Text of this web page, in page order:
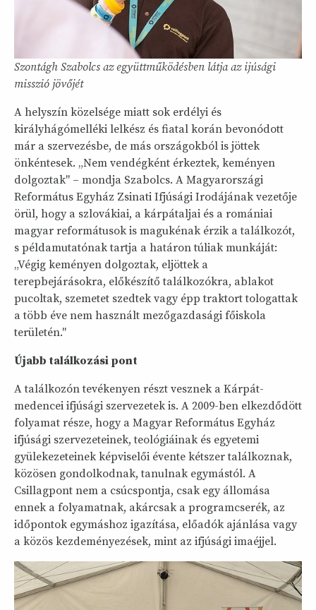
Szontágh Szabolcs az együttműködésben látja az ijúsági
misszió jövőjét
A helyszín közelsége miatt sok erdélyi és
királyhágómelléki lelkész és fiatal korán bevonódott
már a szervezésbe, de más országokból is jöttek
önkéntesek. „Nem vendégként érkeztek, keményen
dolgoztak" – mondja Szabolcs. A Magyarországi
Református Egyház Zsinati Ifjúsági Irodájának vezetője
örül, hogy a szlovákiai, a kárpátaljai és a romániai
magyar reformátusok is magukénak érzik a találkozót,
s példamutatónak tartja a határon túliak munkáját:
„Végig keményen dolgoztak, eljöttek a
terepbejárásokra, előkészítő találkozókra, ablakot
pucoltak, szemetet szedtek vagy épp traktort tologattak
a több éve nem használt mezőgazdasági főiskola
területén."
Újabb találkozási pont
A találkozón tevékenyen részt vesznek a Kárpát-
medencei ifjúsági szervezetek is. A 2009-ben elkezdődött
folyamat része, hogy a Magyar Református Egyház
ifjúsági szervezeteinek, teológiáinak és egyetemi
gyülekezeteinek képviselői évente kétszer találkoznak,
közösen gondolkodnak, tanulnak egymástól. A
Csillagpont nem a csúcspontja, csak egy állomása
ennek a folyamatnak, akárcsak a programcserék, az
időpontok egymáshoz igazítása, előadók ajánlása vagy
a közös kezdeményezések, mint az ifjúsági imaéjjel.